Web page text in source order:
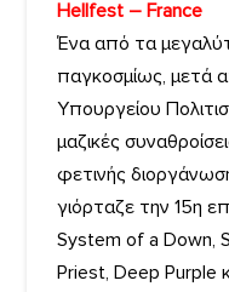
Hellfest – France
Ένα από τα
παγκοσμίως, μετά
Υπουργείου
μαζικές
φετινής
γιόρταζε την 15η
System of a Down,
Priest, Deep Purple